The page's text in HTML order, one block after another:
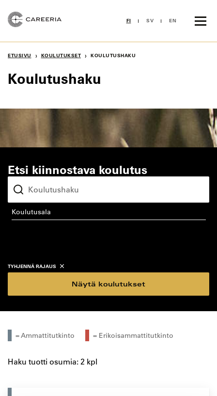
sisältöön
FI SV EN
ETUSIVU › KOULUTUKSET › KOULUTUSHAKU
Koulutushaku
Etsi kiinnostava koulutus
koulutusala
TYHJENNÄ RAJAUS
Näytä koulutukset
= Ammattitutkinto = Erikoisammattitutkinto
Haku tuotti osumia: 2 kpl